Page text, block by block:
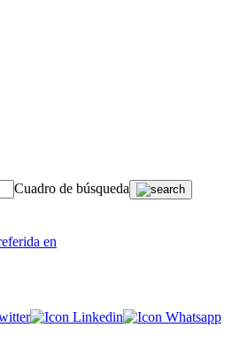
Cuadro de búsqueda
en